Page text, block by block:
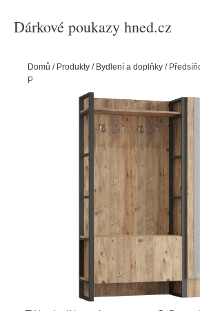
Dárkové poukazy hned.cz
Domů / Produkty / Bydlení a doplňky /
Pine